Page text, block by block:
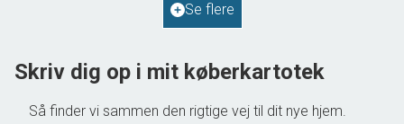
Se flere
Skriv dig op i mit køberkartotek
Så finder vi sammen den rigtige vej til dit nye hjem.